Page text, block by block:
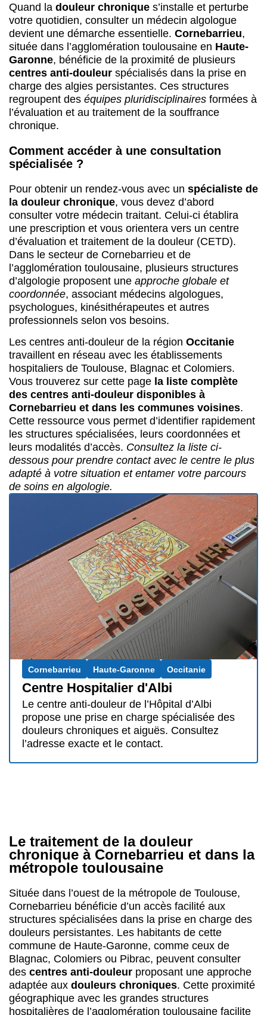
Quand la douleur chronique s’installe et perturbe
votre quotidien, consulter un médecin algologue
devient une démarche essentielle. Cornebarrieu,
située dans l’agglomération toulousaine en Haute-
Garonne, bénéficie de la proximité de plusieurs
centres anti-douleur spécialisés dans la prise en
charge des algies persistantes. Ces structures
regroupent des équipes pluridisciplinaires formées à
l’évaluation et au traitement de la souffrance
chronique.
Comment accéder à une consultation
spécialisée ?
Pour obtenir un rendez-vous avec un spécialiste de
la douleur chronique, vous devez d’abord
consulter votre médecin traitant. Celui-ci établira
une prescription et vous orientera vers un centre
d’évaluation et traitement de la douleur (CETD).
Dans le secteur de Cornebarrieu et de
l’agglomération toulousaine, plusieurs structures
d’algologie proposent une approche globale et
coordonnée, associant médecins algologues,
psychologues, kinésithérapeutes et autres
professionnels selon vos besoins.
Les centres anti-douleur de la région Occitanie
travaillent en réseau avec les établissements
hospitaliers de Toulouse, Blagnac et Colomiers.
Vous trouverez sur cette page la liste complète
des centres anti-douleur disponibles à
Cornebarrieu et dans les communes voisines.
Cette ressource vous permet d’identifier rapidement
les structures spécialisées, leurs coordonnées et
leurs modalités d’accès. Consultez la liste ci-
dessous pour prendre contact avec le centre le plus
adapté à votre situation et entamer votre parcours
de soins en algologie.
Cornebarrieu Haute-Garonne Occitanie
Centre Hospitalier d'Albi
Le centre anti-douleur de l’Hôpital d’Albi
propose une prise en charge spécialisée des
douleurs chroniques et aiguës. Consultez
l’adresse exacte et le contact.
Le traitement de la douleur
chronique à Cornebarrieu et dans la
métropole toulousaine
Située dans l’ouest de la métropole de Toulouse,
Cornebarrieu bénéficie d’un accès facilité aux
structures spécialisées dans la prise en charge des
douleurs persistantes. Les habitants de cette
commune de Haute-Garonne, comme ceux de
Blagnac, Colomiers ou Pibrac, peuvent consulter
des centres anti-douleur proposant une approche
adaptée aux douleurs chroniques. Cette proximité
géographique avec les grandes structures
hospitalières de l’agglomération toulousaine facilite